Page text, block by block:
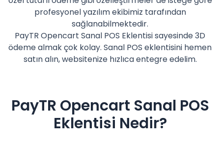
profesyonel yazılım ekibimiz tarafından
sağlanabilmektedir.
PayTR Opencart Sanal POS Eklentisi sayesinde 3D
ödeme almak çok kolay. Sanal POS eklentisini hemen
satın alın, websitenize hızlıca entegre edelim.
PayTR Opencart Sanal POS
Eklentisi Nedir?